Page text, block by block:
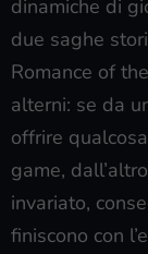
dinamiche di
due saghe
Romance of
alterni: se da
offrire
game,
invariato,
finiscono con